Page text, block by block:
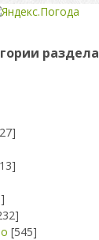
раздела
[545]